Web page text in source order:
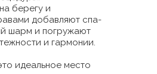
берегу и
добавляют спа-
шарм и погружают
и гармонии.
идеальное место